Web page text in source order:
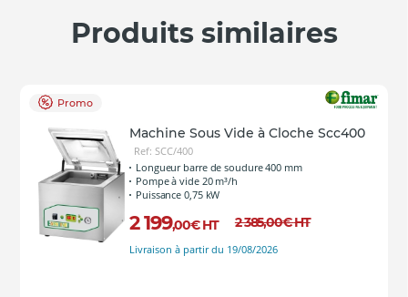
Produits similaires
Promo
Machine Sous Vide à Cloche Scc400
Ref: SCC/400
Longueur barre de soudure 400 mm
Pompe à vide 20 m³/h
Puissance 0,75 kW
2 199,00€ HT 2 385,00€HT
Livraison à partir du 19/08/2026